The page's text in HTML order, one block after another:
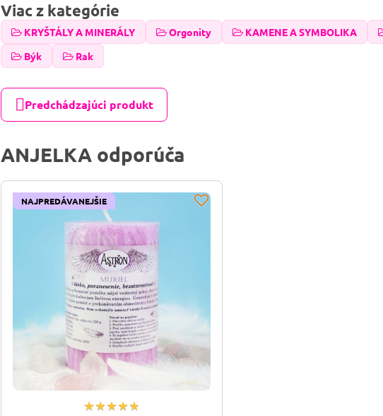
Viac z kategórie
KRYŠTÁLY A MINERÁLY Orgonity KAMENE A SYMBOLIKA
Býk
Rak
Predchádzajúci produkt
ANJELKA odporúča
NAJPREDÁVANEJŠIE